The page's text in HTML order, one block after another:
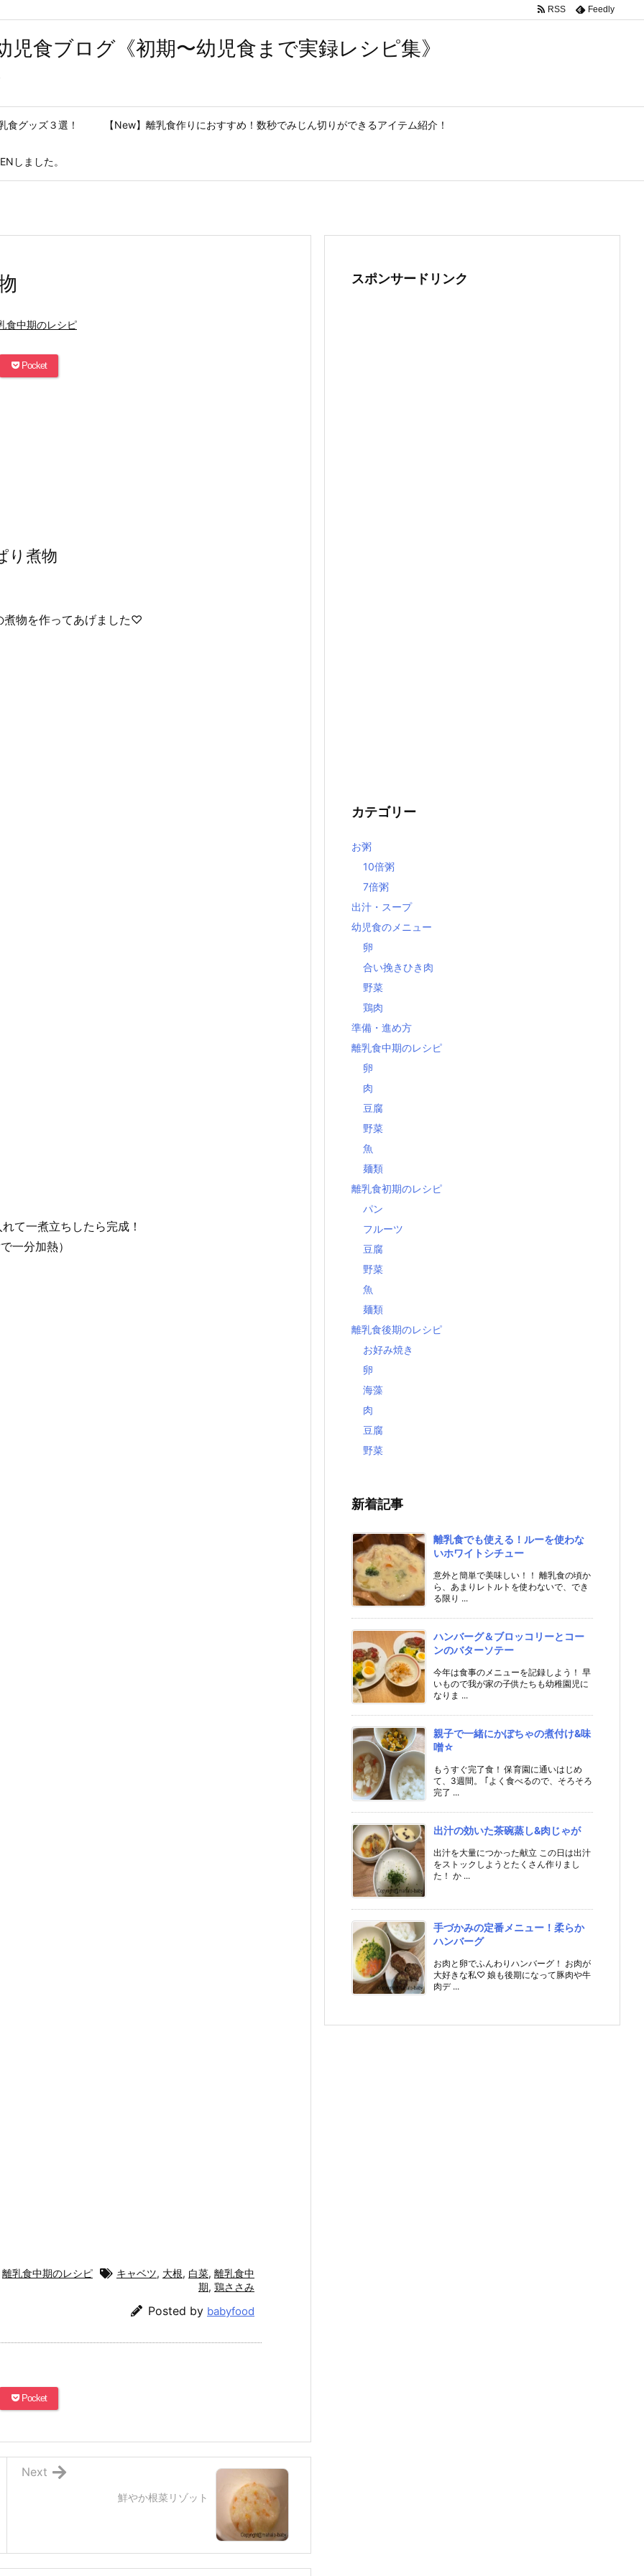
食ブログ《初期〜幼児食まで実録レシピ集》
食グッズ３選！ 【New】離乳食作りにおすすめ！数秒でみじん切りができるアイテム紹介！
しました。
RSS Feedly
食中期のレシピ
Pocket
り煮物
煮物を作ってあげました♡
て一煮立ちしたら完成！
一分加熱）
離乳食中期のレシピ キャベツ, 大根, 白菜, 離乳食中
期, 鶏ささみ
Posted by babyfood
Pocket
鮮やか根菜リゾット
Next
スポンサードリンク
カテゴリー
お粥
10倍粥
7倍粥
出汁・スープ
幼児食のメニュー
卵
合い挽きひき肉
野菜
鶏肉
準備・進め方
離乳食中期のレシピ
卵
肉
豆腐
野菜
魚
麺類
離乳食初期のレシピ
パン
フルーツ
豆腐
野菜
魚
麺類
離乳食後期のレシピ
お好み焼き
卵
海藻
肉
豆腐
野菜
新着記事
離乳食でも使える！ルーを使わな
いホワイトシチュー
意外と簡単で美味しい！！ 離乳食の頃か
ら、あまりレトルトを使わないで、でき
る限り ...
ハンバーグ＆ブロッコリーとコー
ンのバターソテー
今年は食事のメニューを記録しよう！ 早
いもので我が家の子供たちも幼稚園児に
なりま ...
親子で一緒にかぼちゃの煮付け&味
噌☆
もうすぐ完了食！ 保育園に通いはじめ
て、3週間。 ｢よく食べるので、そろそろ
完了 ...
出汁の効いた茶碗蒸し&肉じゃが
出汁を大量につかった献立 この日は出汁
をストックしようとたくさん作りまし
た！ か ...
手づかみの定番メニュー！柔らか
ハンバーグ
お肉と卵でふんわりハンバーグ！ お肉が
大好きな私♡ 娘も後期になって豚肉や牛
肉デ ...